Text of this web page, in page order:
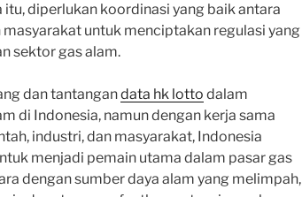
itu, diperlukan koordinasi yang baik antara
untuk menciptakan regulasi yang
sektor gas alam.
dan tantangandata hk lotto dalam
di Indonesia, namun dengan kerja sama
industri, dan masyarakat, Indonesia
menjadi pemain utama dalam pasar gas
dengan sumber daya alam yang melimpah,